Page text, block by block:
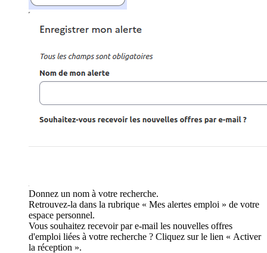
Donnez un nom à votre recherche.
Retrouvez-la dans la rubrique « Mes alertes emploi » de votre
espace personnel.
Vous souhaitez recevoir par e-mail les nouvelles offres
d'emploi liées à votre recherche ? Cliquez sur le lien « Activer
la réception ».